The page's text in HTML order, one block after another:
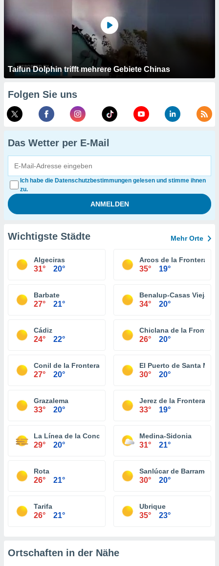
Taifun Dolphin trifft mehrere Gebiete Chinas
Folgen Sie uns
Das Wetter per E-Mail
Ich habe die Datenschutzbestimmungen gelesen und stimme ihnen
zu.
Wichtigste Städte Mehr Orte
Algeciras
31° 20°
Arcos de la Frontera
35° 19°
Barbate
27° 21°
Benalup-Casas Viejas
34° 20°
Cádiz
24° 22°
Chiclana de la Frontera
26° 20°
Conil de la Frontera
27° 20°
El Puerto de Santa
30° 20°
Grazalema
33° 20°
Jerez de la Frontera
33° 19°
La Línea de la Concepción
29° 20°
Medina-Sidonia
31° 21°
Rota
26° 21°
Sanlúcar de Barrameda
30° 20°
Tarifa
26° 21°
Ubrique
35° 23°
Ortschaften in der Nähe